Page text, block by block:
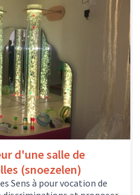
d'une salle de
(snoezelen)
Sens à pour vocation de